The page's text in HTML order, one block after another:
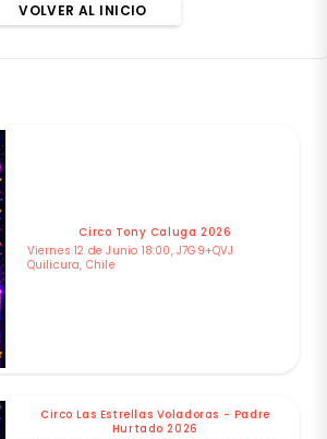
VOLVER AL INICIO
Circo Tony Caluga 2026
Viernes 12 de Junio 18:00, J7G9+QVJ
Quilicura, Chile
Circo Las Estrellas Voladoras - Padre
Hurtado 2026